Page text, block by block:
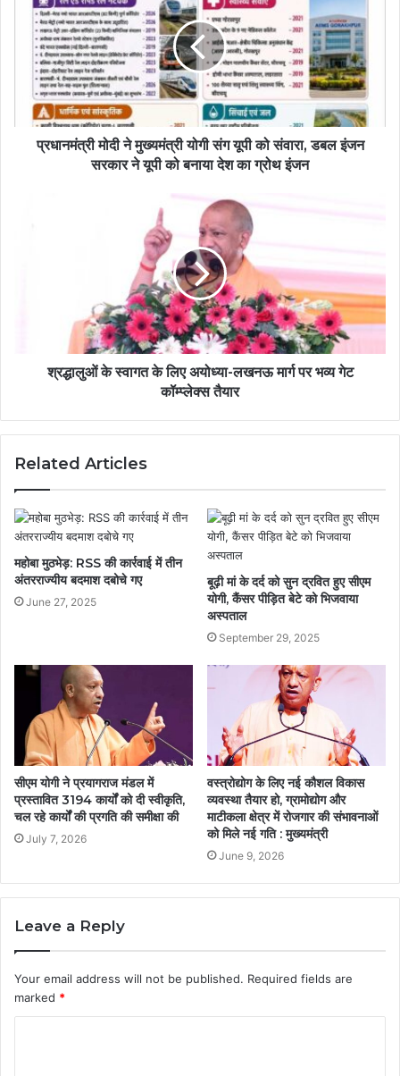
प्रधानमंत्री मोदी ने मुख्यमंत्री योगी संग यूपी को संवारा, डबल इंजन
सरकार ने यूपी को बनाया देश का ग्रोथ इंजन
श्रद्धालुओं के स्वागत के लिए अयोध्या-लखनऊ मार्ग पर भव्य गेट
कॉम्प्लेक्स तैयार
Related Articles
महोबा मुठभेड़: RSS की कार्रवाई में तीन
अंतरराज्यीय बदमाश दबोचे गए
June 27, 2025
बूढ़ी मां के दर्द को सुन द्रवित हुए सीएम
योगी, कैंसर पीड़ित बेटे को भिजवाया
अस्पताल
September 29, 2025
सीएम योगी ने प्रयागराज मंडल में
प्रस्तावित 3194 कार्यों को दी स्वीकृति,
चल रहे कार्यों की प्रगति की समीक्षा की
July 7, 2026
वस्त्रोद्योग के लिए नई कौशल विकास
व्यवस्था तैयार हो, ग्रामोद्योग और
माटीकला क्षेत्र में रोजगार की संभावनाओं
को मिले नई गति : मुख्यमंत्री
June 9, 2026
Leave a Reply
Your email address will not be published. Required fields are
marked *